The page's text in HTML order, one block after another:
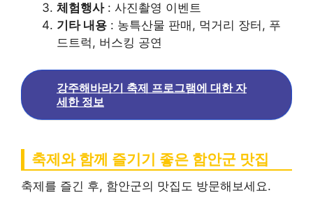
체험행사: 사진촬영 이벤트
기타 내용 : 농특산물 판매, 먹거리 장터, 푸
드트럭, 버스킹 공연
강주해바라기 축제 프로그램에 대한 자
세한 정보
축제와 함께 즐기기 좋은 함안군 맛집
축제를 즐긴 후, 함안군의 맛집도 방문해보세요.